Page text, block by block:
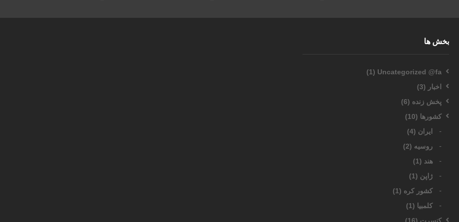
بخش ها
Uncategorized @fa
(1)
اخبار (3)
پخش زنده (6)
کشورها (10)
ایران (4)
روسیه (2)
هند (1)
ژاپن (1)
کشور کره (1)
کلمبیا (1)
کنسرت (16)